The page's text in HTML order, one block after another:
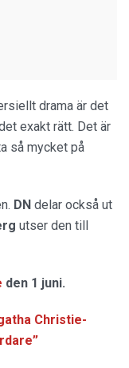
drama är det
exakt rätt. Det är
så mycket på
DN delar också ut
utser den till
den 1 juni.
Christie-